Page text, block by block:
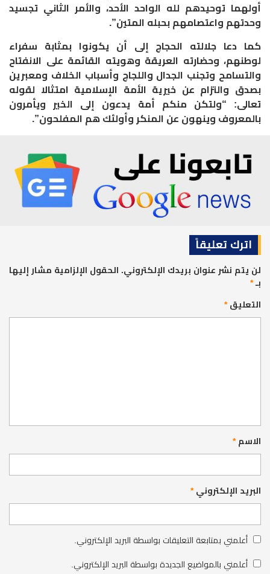
أولهما توحيدهم لله الواحد الأحد، والأمر الثاني تجسيد
وحدتهم واعتصامهم بحبله المتين”.
كما دعا جلالته الحجاج إلى أن يكونوا بمثابة سفراء
لوطنهم، وحضارته العريقة وهويته القائمة على الانفتاح
والتسامح وتجنب الجدال واللجاج وأسباب الخلاف ومعبرين
بصدق والتزام عن خيرية الأمة الإسلامية امتثالا لقوله
تعالى: “ولتكن منكم أمة يدعون إلى الخير ويأمرون
بالمعروف وينهون عن المنكر وأولئك هم المفلحون”.
اترك تعليقاً
لن يتم نشر عنوان بريدك الإلكتروني. الحقول الإلزامية مشار إليها
بـ*
التعليق*
الاسم*
البريد الإلكتروني*
أعلمني بمتابعة التعليقات بواسطة البريد الإلكتروني.
أعلمني بالمواضيع الجديدة بواسطة البريد الإلكتروني.